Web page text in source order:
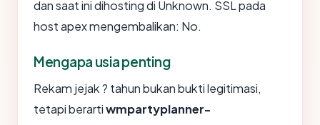
dan saat ini dihosting di Unknown. SSL pada
host apex mengembalikan: No.
Mengapa usia penting
Rekam jejak ? tahun bukan bukti legitimasi,
tetapi berartiwmpartyplanner-